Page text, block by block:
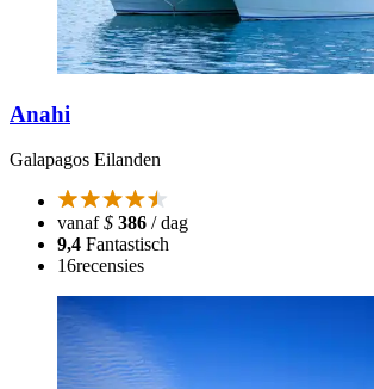
Anahi
Galapagos Eilanden
vanaf$ 386 / dag
9,4 Fantastisch
16recensies